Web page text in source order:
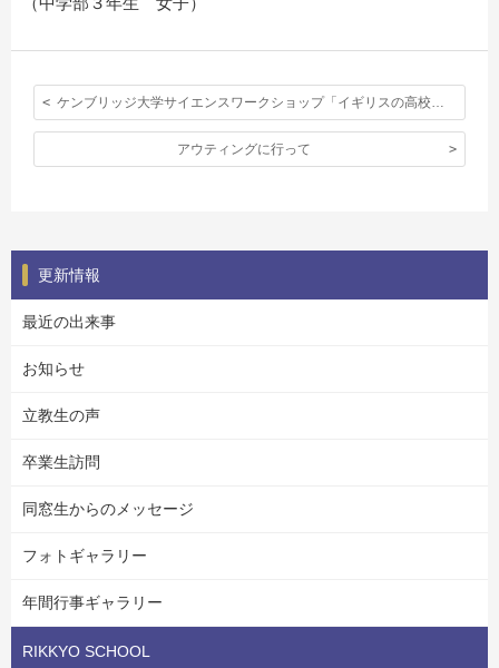
アウティングに行って
更新情報
最近の出来事
お知らせ
立教生の声
卒業生訪問
同窓生からのメッセージ
フォトギャラリー
年間行事ギャラリー
RIKKYO SCHOOL